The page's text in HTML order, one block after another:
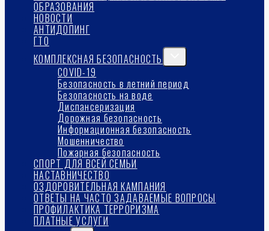
ОБРАЗОВАНИЯ
НОВОСТИ
АНТИДОПИНГ
ГТО
КОМПЛЕКСНАЯ БЕЗОПАСНОСТЬ
COVID-19
Безопасность в летний период
Безопасность на воде
Диспансеризация
Дорожная безопасность
Информационная безопасность
Мошенничество
Пожарная безопасность
СПОРТ ДЛЯ ВСЕЙ СЕМЬИ
НАСТАВНИЧЕСТВО
ОЗДОРОВИТЕЛЬНАЯ КАМПАНИЯ
ОТВЕТЫ НА ЧАСТО ЗАДАВАЕМЫЕ ВОПРОСЫ
ПРОФИЛАКТИКА ТЕРРОРИЗМА
ПЛАТНЫЕ УСЛУГИ